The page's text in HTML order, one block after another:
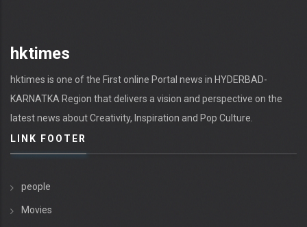
hktimes
hktimes is one of the First online Portal news in HYDERBAD-
KARNATKA Region that delivers a vision and perspective on the
latest news about Creativity, Inspiration and Pop Culture.
LINK FOOTER
people
Movies